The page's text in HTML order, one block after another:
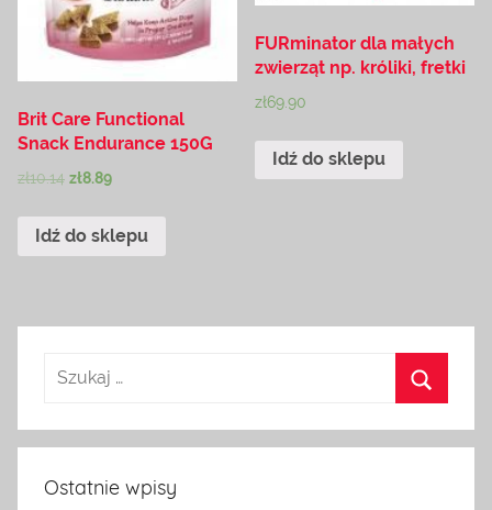
Brit Care Functional
Snack Endurance 150G
zł10.14 zł8.89
Idź do sklepu
FURminator dla małych
zwierząt np. króliki, fretki
zł69.90
Idź do sklepu
Ostatnie wpisy